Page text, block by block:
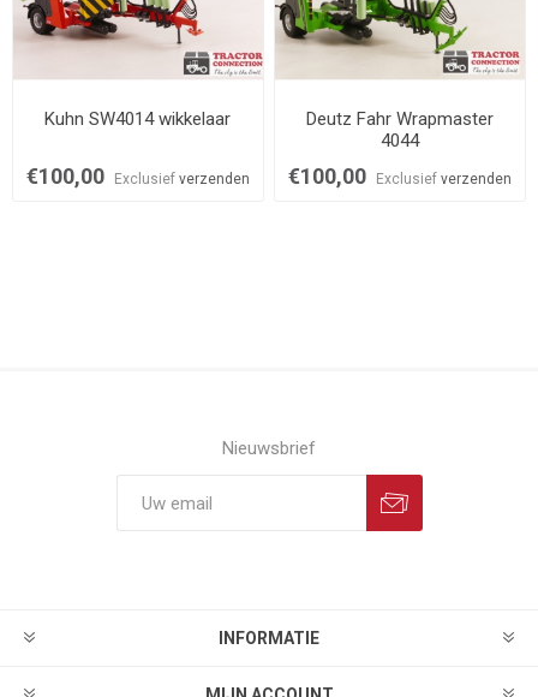
Kuhn SW4014 wikkelaar
€100,00 Exclusief verzenden
Deutz Fahr Wrapmaster
4044
€100,00 Exclusiefverzenden
Nieuwsbrief
INFORMATIE